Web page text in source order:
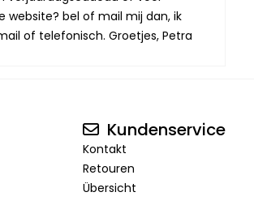
website? bel of mail mij dan, ik
of telefonisch. Groetjes, Petra
Kundenservice
Kontakt
Retouren
Übersicht